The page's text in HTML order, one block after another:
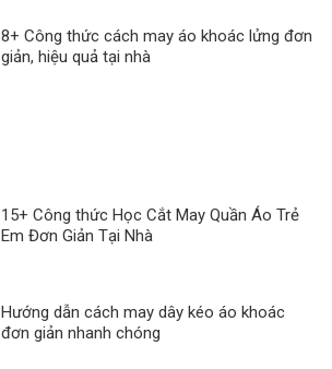
8+ Công thức cách may áo khoác lửng đơn
giản, hiệu quả tại nhà
15+ Công thức Học Cắt May Quần Áo Trẻ
Em Đơn Giản Tại Nhà
Hướng dẫn cách may dây kéo áo khoác
đơn giản nhanh chóng